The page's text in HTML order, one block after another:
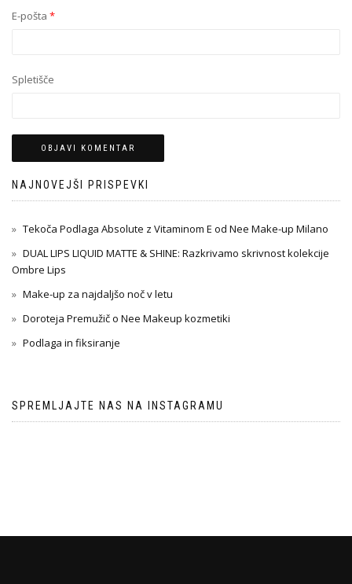
E-pošta *
Spletišče
NAJNOVEJŠI PRISPEVKI
Tekoča Podlaga Absolute z Vitaminom E od Nee Make-up Milano
DUAL LIPS LIQUID MATTE & SHINE: Razkrivamo skrivnost kolekcije
Ombre Lips
Make-up za najdaljšo noč v letu
Doroteja Premužič o Nee Makeup kozmetiki
Podlaga in fiksiranje
SPREMLJAJTE NAS NA INSTAGRAMU